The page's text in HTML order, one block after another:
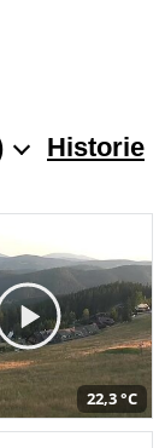
Historie
22,3 °C